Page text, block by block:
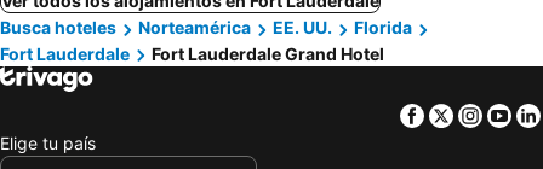
Busca hoteles
Norteamérica EE. UU.
Florida
Fort Lauderdale
Fort Lauderdale Grand Hotel
Facebook
Twitter
Elige tu país